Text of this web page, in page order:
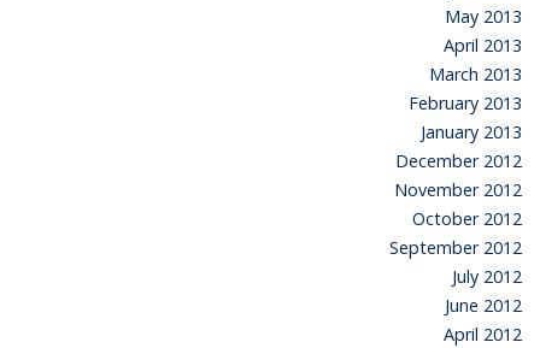
May 2013
April 2013
March 2013
February 2013
January 2013
December 2012
November 2012
October 2012
September 2012
July 2012
June 2012
April 2012